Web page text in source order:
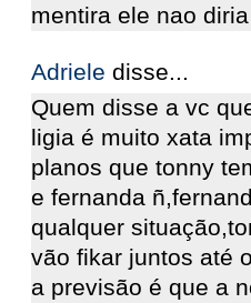
mentira ele nao
Adriele disse...
Quem disse a vc
ligia é muito xata
planos que tonny
e fernanda
qualquer
vão fikar juntos até
a previsão é que a